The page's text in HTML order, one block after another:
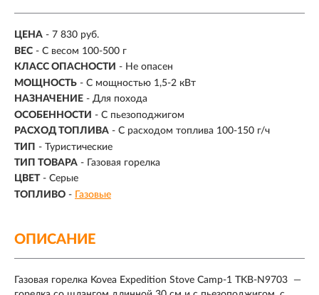
ЦЕНА - 7 830 руб.
ВЕС - С весом 100-500 г
КЛАСС ОПАСНОСТИ - Не опасен
МОЩНОСТЬ - С мощностью 1,5-2 кВт
НАЗНАЧЕНИЕ - Для похода
ОСОБЕННОСТИ - С пьезоподжигом
РАСХОД ТОПЛИВА - С расходом топлива 100-150 г/ч
ТИП - Туристические
ТИП ТОВАРА - Газовая горелка
ЦВЕТ - Серые
ТОПЛИВО - Газовые
ОПИСАНИЕ
Газовая горелка Kovea Expedition Stove Camp-1 TKB-N9703 —